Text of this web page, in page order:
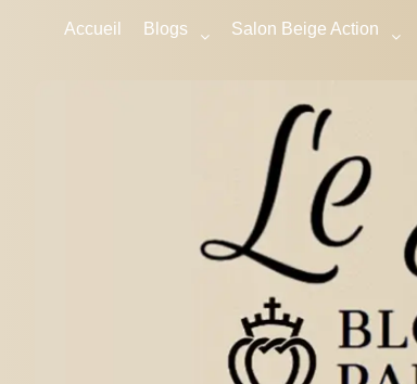
Accueil Blogs Salon Beige Action